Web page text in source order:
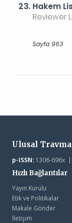
23. Hakem
Reviewer
Sayfa 963
Ulusal
p-ISSN:1306-696x |
Hızlı Bağlantılar
Yayın Kurulu
Etik ve Politikalar
Makale Gönder
İletişim